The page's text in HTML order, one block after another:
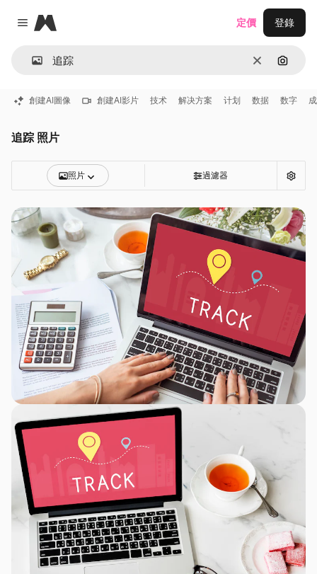
Close menu
Magnific
清除 通過圖
定價 登錄
創建AI圖像 創建AI影片 技术 解决方案 计划 数据 数字
追踪 照片
照片 過濾器